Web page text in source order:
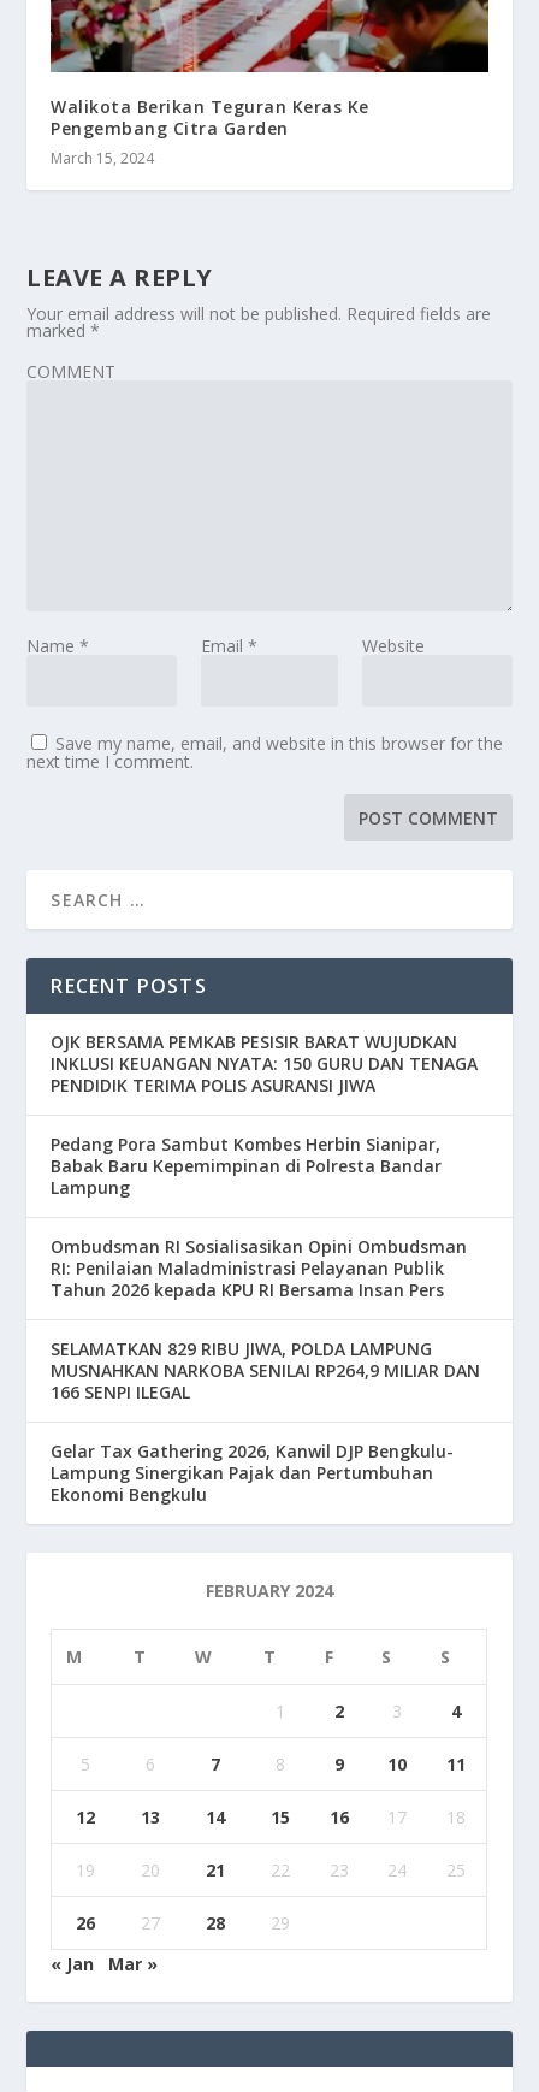
Walikota Berikan Teguran Keras Ke
Pengembang Citra Garden
March 15, 2024
LEAVE A REPLY
Your email address will not be published. Required fields are
marked*
COMMENT
Name* Email * Website
Save my name, email, and website in this browser for the
next time I comment.
RECENT POSTS
OJK BERSAMA PEMKAB PESISIR BARAT WUJUDKAN
INKLUSI KEUANGAN NYATA: 150 GURU DAN TENAGA
PENDIDIK TERIMA POLIS ASURANSI JIWA
Pedang Pora Sambut Kombes Herbin Sianipar,
Babak Baru Kepemimpinan di Polresta Bandar
Lampung
Ombudsman RI Sosialisasikan Opini Ombudsman
RI: Penilaian Maladministrasi Pelayanan Publik
Tahun 2026 kepada KPU RI Bersama Insan Pers
SELAMATKAN 829 RIBU JIWA, POLDA LAMPUNG
MUSNAHKAN NARKOBA SENILAI RP264,9 MILIAR DAN
166 SENPI ILEGAL
Gelar Tax Gathering 2026, Kanwil DJP Bengkulu-
Lampung Sinergikan Pajak dan Pertumbuhan
Ekonomi Bengkulu
FEBRUARY 2024
M T W T F S S
1 2 3 4
5 6 7 8 9 10 11
12 13 14 15 16 17 18
19 20 21 22 23 24 25
26 27 28
29
« Jan
Mar »